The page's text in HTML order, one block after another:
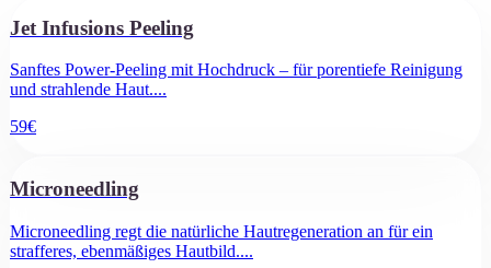
Jet Infusions Peeling
Sanftes Power-Peeling mit Hochdruck – für porentiefe Reinigung
und strahlende Haut....
59€
Microneedling
Microneedling regt die natürliche Hautregeneration an für ein
strafferes, ebenmäßiges Hautbild....